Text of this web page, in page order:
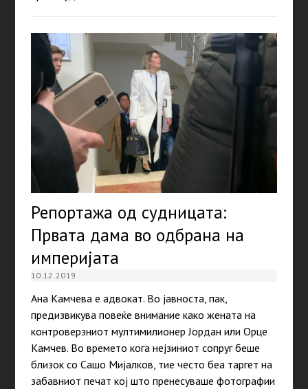
Репортажа од судницата:
Првата дама во одбрана на
империјата
10.12.2019
Ана Камчева е адвокат. Во јавноста, пак,
предизвикува повеќе внимание како жената на
контроверзниот мултимилионер Јордан или Орце
Камчев. Во времето кога нејзиниот сопруг беше
близок со Сашо Мијалков, тие често беа таргет на
забавниот печат кој што пренесуваше фотографии